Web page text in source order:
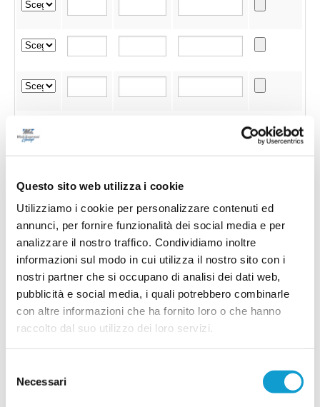
Questo sito web utilizza i cookie
Utilizziamo i cookie per personalizzare contenuti ed
annunci, per fornire funzionalità dei social media e per
analizzare il nostro traffico. Condividiamo inoltre
informazioni sul modo in cui utilizza il nostro sito con i
nostri partner che si occupano di analisi dei dati web,
pubblicità e social media, i quali potrebbero combinarle
con altre informazioni che ha fornito loro o che hanno
raccolto dal suo utilizzo dei loro servizi.
delNecessari
Invia !